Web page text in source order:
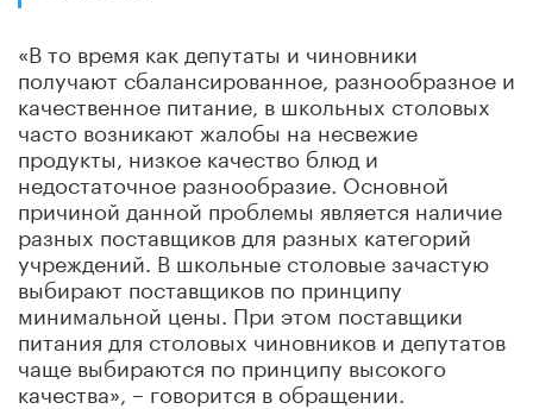
«В то время как депутаты и чиновники
получают сбалансированное, разнообразное и
качественное питание, в школьных столовых
часто возникают жалобы на несвежие
продукты, низкое качество блюд и
недостаточное разнообразие. Основной
причиной данной проблемы является наличие
разных поставщиков для разных категорий
учреждений. В школьные столовые зачастую
выбирают поставщиков по принципу
минимальной цены. При этом поставщики
питания для столовых чиновников и депутатов
чаще выбираются по принципу высокого
качества», – говорится в обращении.